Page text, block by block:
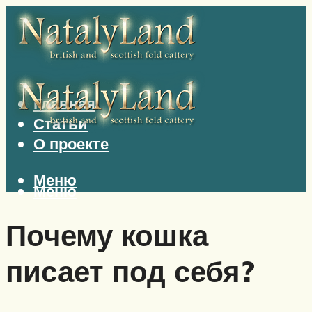
Главная
Статьи
О проекте
Меню
Меню
Почему кошка
писает под себя?